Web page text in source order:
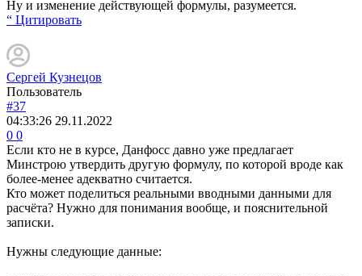
Ну и изменение действующей формулы, разумеется.
“ Цитировать
Сергей Кузнецов
Пользователь
#37
04:33:26 29.11.2022
0 0
Если кто не в курсе, Данфосс давно уже предлагает
Минстрою утвердить другую формулу, по которой вроде как
более-менее адекватно считается.
Кто может поделиться реальными вводными данными для
расчёта? Нужно для понимания вообще, и пояснительной
записки.
Нужны следующие данные: